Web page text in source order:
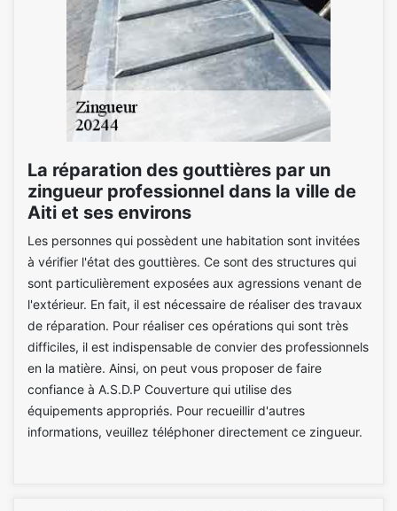
La réparation des gouttières par un
zingueur professionnel dans la ville de
Aiti et ses environs
Les personnes qui possèdent une habitation sont invitées
à vérifier l'état des gouttières. Ce sont des structures qui
sont particulièrement exposées aux agressions venant de
l'extérieur. En fait, il est nécessaire de réaliser des travaux
de réparation. Pour réaliser ces opérations qui sont très
difficiles, il est indispensable de convier des professionnels
en la matière. Ainsi, on peut vous proposer de faire
confiance à A.S.D.P Couverture qui utilise des
équipements appropriés. Pour recueillir d'autres
informations, veuillez téléphoner directement ce zingueur.